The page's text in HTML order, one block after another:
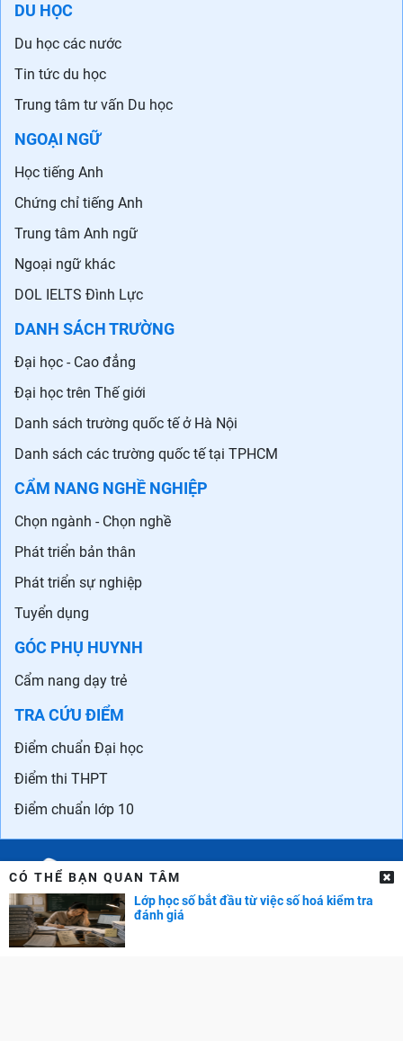
DU HỌC
Du học các nước
Tin tức du học
Trung tâm tư vấn Du học
NGOẠI NGỮ
Học tiếng Anh
Chứng chỉ tiếng Anh
Trung tâm Anh ngữ
Ngoại ngữ khác
DOL IELTS Đình Lực
DANH SÁCH TRƯỜNG
Đại học - Cao đẳng
Đại học trên Thế giới
Danh sách trường quốc tế ở Hà Nội
Danh sách các trường quốc tế tại TPHCM
CẨM NANG NGHỀ NGHIỆP
Chọn ngành - Chọn nghề
Phát triển bản thân
Phát triển sự nghiệp
Tuyển dụng
GÓC PHỤ HUYNH
Cẩm nang dạy trẻ
TRA CỨU ĐIỂM
Điểm chuẩn Đại học
Điểm thi THPT
Điểm chuẩn lớp 10
Liên hệ quảng cáo: 0829.689.869
CÓ THỂ BẠN QUAN TÂM
Lớp học số bắt đầu từ việc số hoá kiểm tra
đánh giá